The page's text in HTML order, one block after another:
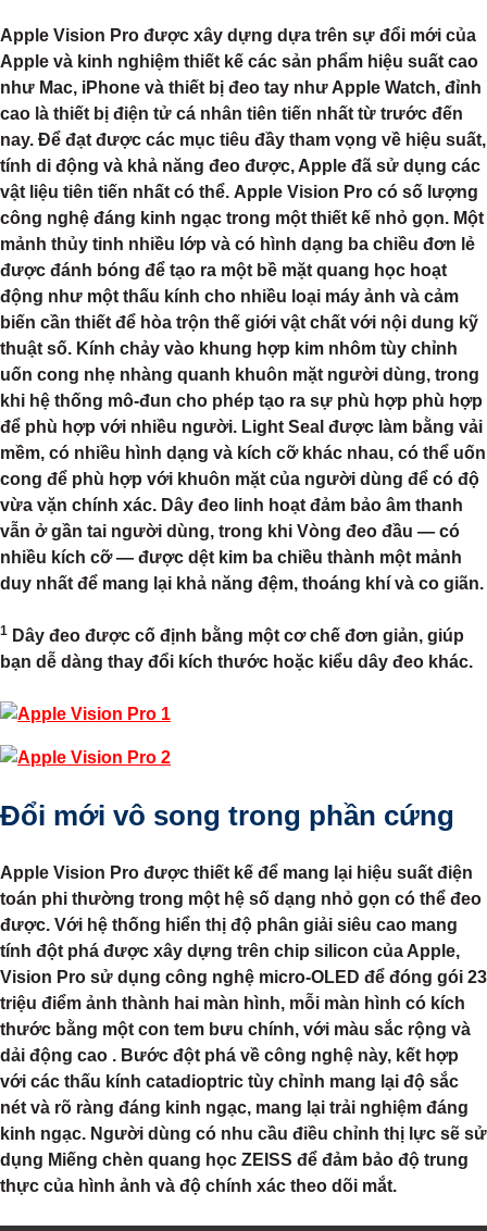
Apple Vision Pro được xây dựng dựa trên sự đổi mới của
Apple và kinh nghiệm thiết kế các sản phẩm hiệu suất cao
như Mac, iPhone và thiết bị đeo tay như Apple Watch, đỉnh
cao là thiết bị điện tử cá nhân tiên tiến nhất từ ​​trước đến
nay. Để đạt được các mục tiêu đầy tham vọng về hiệu suất,
tính di động và khả năng đeo được, Apple đã sử dụng các
vật liệu tiên tiến nhất có thể. Apple Vision Pro có số lượng
công nghệ đáng kinh ngạc trong một thiết kế nhỏ gọn. Một
mảnh thủy tinh nhiều lớp và có hình dạng ba chiều đơn lẻ
được đánh bóng để tạo ra một bề mặt quang học hoạt
động như một thấu kính cho nhiều loại máy ảnh và cảm
biến cần thiết để hòa trộn thế giới vật chất với nội dung kỹ
thuật số. Kính chảy vào khung hợp kim nhôm tùy chỉnh
uốn cong nhẹ nhàng quanh khuôn mặt người dùng, trong
khi hệ thống mô-đun cho phép tạo ra sự phù hợp phù hợp
để phù hợp với nhiều người. Light Seal được làm bằng vải
mềm, có nhiều hình dạng và kích cỡ khác nhau, có thể uốn
cong để phù hợp với khuôn mặt của người dùng để có độ
vừa vặn chính xác. Dây đeo linh hoạt đảm bảo âm thanh
vẫn ở gần tai người dùng, trong khi Vòng đeo đầu — có
nhiều kích cỡ — được dệt kim ba chiều thành một mảnh
duy nhất để mang lại khả năng đệm, thoáng khí và co giãn.
1 Dây đeo được cố định bằng một cơ chế đơn giản, giúp
bạn dễ dàng thay đổi kích thước hoặc kiểu dây đeo khác.
Đổi mới vô song trong phần cứng
Apple Vision Pro được thiết kế để mang lại hiệu suất điện
toán phi thường trong một hệ số dạng nhỏ gọn có thể đeo
được. Với hệ thống hiển thị độ phân giải siêu cao mang
tính đột phá được xây dựng trên chip silicon của Apple,
Vision Pro sử dụng công nghệ micro-OLED để đóng gói 23
triệu điểm ảnh thành hai màn hình, mỗi màn hình có kích
thước bằng một con tem bưu chính, với màu sắc rộng và
dải động cao . Bước đột phá về công nghệ này, kết hợp
với các thấu kính catadioptric tùy chỉnh mang lại độ sắc
nét và rõ ràng đáng kinh ngạc, mang lại trải nghiệm đáng
kinh ngạc. Người dùng có nhu cầu điều chỉnh thị lực sẽ sử
dụng Miếng chèn quang học ZEISS để đảm bảo độ trung
thực của hình ảnh và độ chính xác theo dõi mắt.